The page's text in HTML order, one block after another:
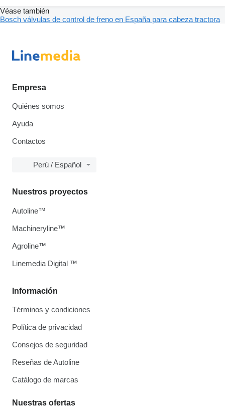
Véase también
Bosch válvulas de control de freno en España para cabeza tractora
Empresa
Quiénes somos
Ayuda
Contactos
Perú / Español
Información
Términos y condiciones
Política de privacidad
Consejos de seguridad
Reseñas de Autoline
Catálogo de marcas
Nuestras ofertas
Nuestros proyectos
Autoline™
Machineryline™
Agroline™
Linemedia Digital ™